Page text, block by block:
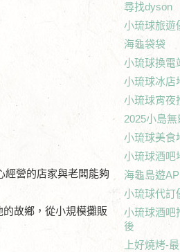
經營的店家與老闆能夠
故鄉，從小規模攤販
尋找dyson
小琉球旅遊
海龜袋袋
小琉球換電
小琉球冰店
小琉球宵夜
2025小島
小琉球美食
小琉球酒吧
海龜島遊
小琉球代訂
小琉球酒吧
後
上好燒烤-